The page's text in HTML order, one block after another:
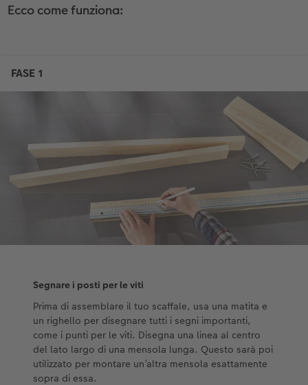
Ecco come funziona: